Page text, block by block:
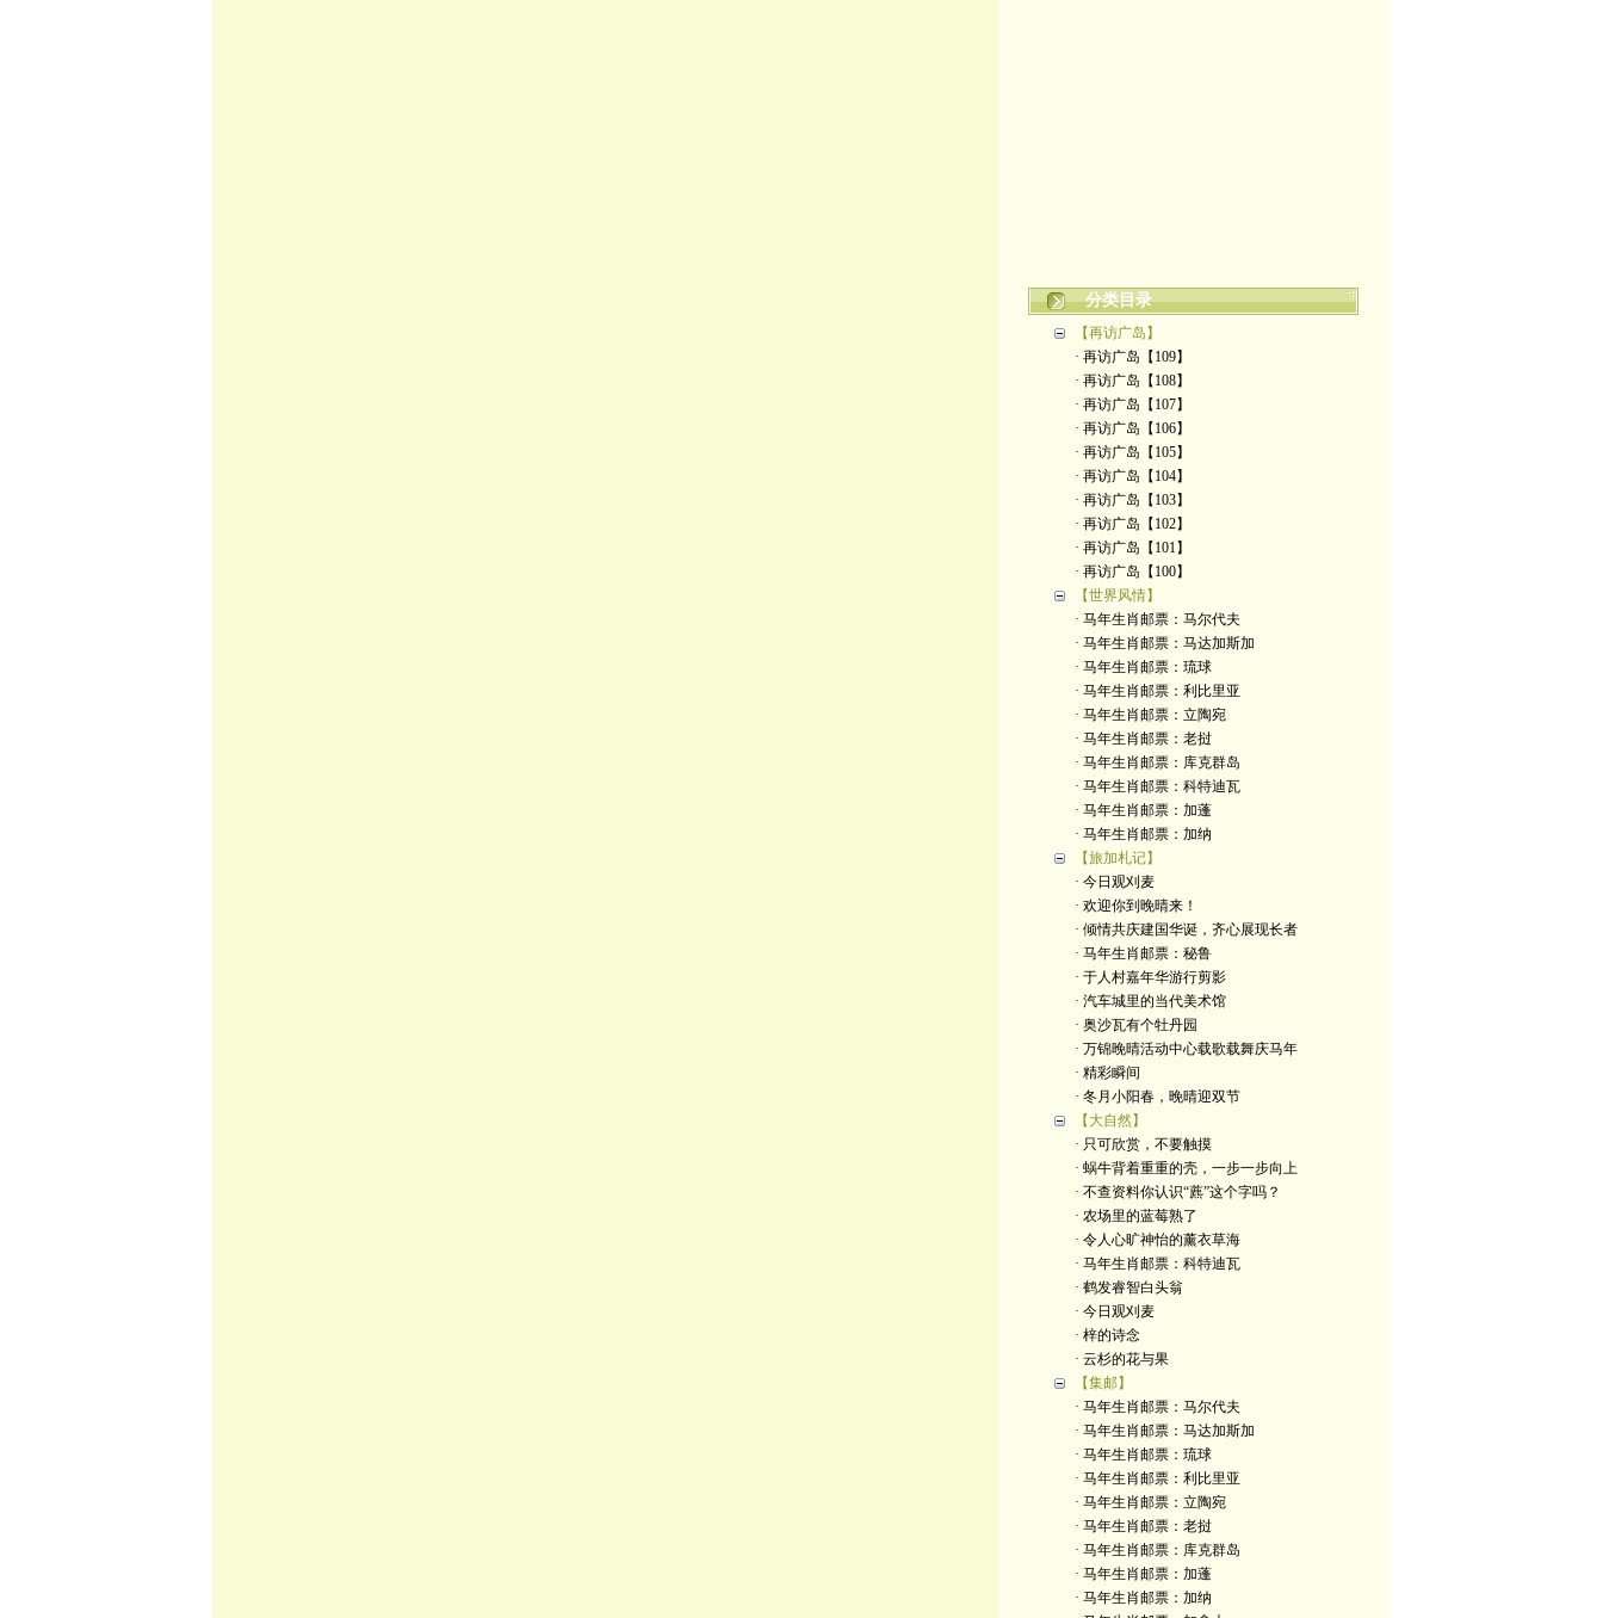
分类目录
【再访广岛】
· 再访广岛【109】
· 再访广岛【108】
· 再访广岛【107】
· 再访广岛【106】
· 再访广岛【105】
· 再访广岛【104】
· 再访广岛【103】
· 再访广岛【102】
· 再访广岛【101】
· 再访广岛【100】
【世界风情】
· 马年生肖邮票：马尔代夫
· 马年生肖邮票：马达加斯加
· 马年生肖邮票：琉球
· 马年生肖邮票：利比里亚
· 马年生肖邮票：立陶宛
· 马年生肖邮票：老挝
· 马年生肖邮票：库克群岛
· 马年生肖邮票：科特迪瓦
· 马年生肖邮票：加蓬
· 马年生肖邮票：加纳
【旅加札记】
· 今日观刈麦
· 欢迎你到晚晴来！
· 倾情共庆建国华诞，齐心展现长者
· 马年生肖邮票：秘鲁
· 于人村嘉年华游行剪影
· 汽车城里的当代美术馆
· 奥沙瓦有个牡丹园
· 万锦晚晴活动中心载歌载舞庆马年
· 精彩瞬间
· 冬月小阳春，晚晴迎双节
【大自然】
· 只可欣赏，不要触摸
· 蜗牛背着重重的壳，一步一步向上
· 不查资料你认识“藨”这个字吗？
· 农场里的蓝莓熟了
· 令人心旷神怡的薰衣草海
· 马年生肖邮票：科特迪瓦
· 鹤发睿智白头翁
· 今日观刈麦
· 梓的诗念
· 云杉的花与果
【集邮】
· 马年生肖邮票：马尔代夫
· 马年生肖邮票：马达加斯加
· 马年生肖邮票：琉球
· 马年生肖邮票：利比里亚
· 马年生肖邮票：立陶宛
· 马年生肖邮票：老挝
· 马年生肖邮票：库克群岛
· 马年生肖邮票：加蓬
· 马年生肖邮票：加纳